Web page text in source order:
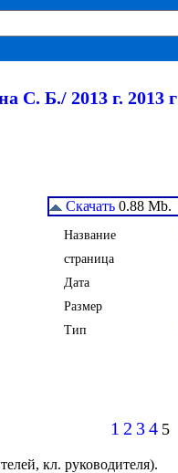
С. Б./ 2013 г. 2013 г
Скачать 0.88 Mb.
Название
страница
Дата
Размер
Тип
1 2 3 4 5
кл. руководителя).